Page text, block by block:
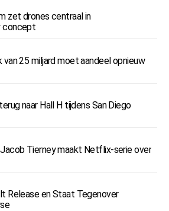
zet drones centraal in
concept
25 miljard moet aandeel opnieuw
naar Hall H tijdens San Diego
Tierney maakt Netflix-serie over
Release en Staat Tegenover